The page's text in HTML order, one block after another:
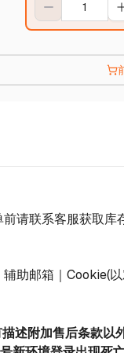
请联系客服获取库
助邮箱｜Cookie(
述附加售后条款以